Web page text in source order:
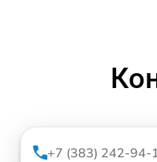
+7 (383) 242-94-